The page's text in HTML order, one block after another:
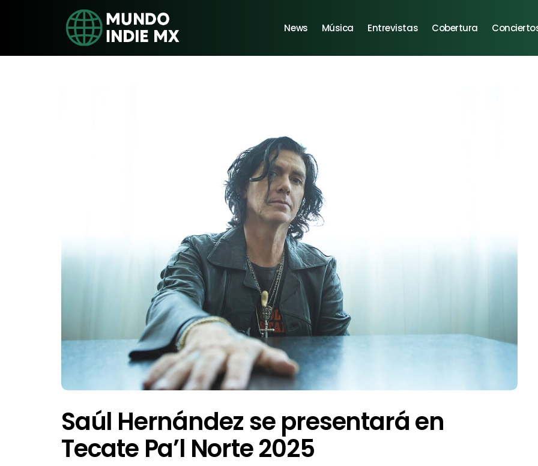
News Música Entrevistas Cobertura
Saúl Hernández se presentará en
Tecate Pa’l Norte 2025